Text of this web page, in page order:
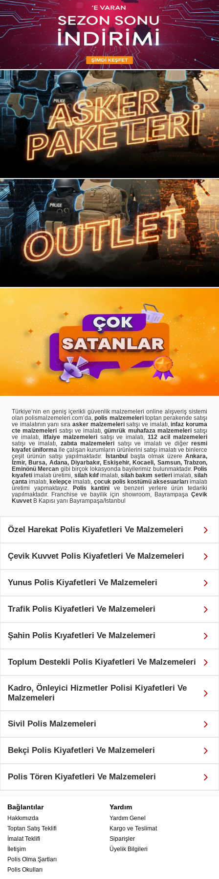
Türkiye’nin en geniş içerikli güvenlik malzemeleri online alışveriş sistemi
olan polismalzemeleri.com’da,polis malzemeleritoptan perakende satışı
ve imalatının yanı sıra asker malzemelerisatışı ve imalatı,infaz koruma
cte malzemeleri satışı ve imalatı,gümrük muhafaza malzemelerisatışı
ve imalatı, itfaiye malzemelerisatışı ve imalatı,112 acil malzemeleri
satışı ve imalatı, zabıta malzemeleri satışı ve imalatı ve diğer resmi
kıyafet üniforma ile çalışan kurumların ürünlerini satışı imalatı ve binlerce
çeşit ürünün satışı yapılmaktadır.
İstanbul başta olmak üzere Ankara,
İzmir, Bursa, Adana, Diyarbakır, Eskişehir, Kocaeli, Samsun, Trabzon,
Eminönü Mercan gibi birçok lokasyonda bayilerimiz bulunmaktadır. Polis
kıyafeti imalatı üretimi, silah kılıfimalatı,silah bakım setleriimalatı,silah
çanta imalatı, kelepçe imalatı, çocuk polis kostümü aksesuarlarıimalatı
üretimi yapmaktayız.
Polis kantinive benzeri yerlere ürün tedariki
yapılmaktadır. Franchise ve bayilik için showroom, Bayrampaşa Çevik
Kuvvet B Kapısı yanı Bayrampaşa/Istanbul
Özel Harekat Polis Kiyafetleri Ve Malzemeleri
Çevik Kuvvet Polis Kiyafetleri Ve Malzemeleri
Yunus Polis Kiyafetleri Ve Malzemeleri
Trafik Polis Kiyafetleri Ve Malzemeleri
Şahin Polis Kıyafetleri Ve Malzelemeri
Toplum Destekli Polis Kiyafetleri Ve Malzemeleri
Kadro, Önleyici Hizmetler Polisi Kiyafetleri Ve
Malzemeleri
Sivil Polis Malzemeleri
Bekçi Polis Kiyafetleri Ve Malzemeleri
Polis Tören Kiyafetleri Ve Malzemeleri
Bağlantılar
Hakkımızda
Toptan Satış Teklifi
İmalat Teklifi
İletişim
Polis Olma Şartları
Polis Okulları
Yardım
Yardım Genel
Kargo ve Teslimat
Siparişler
Üyelik Bilgileri